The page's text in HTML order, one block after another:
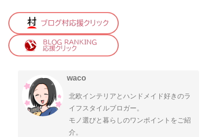
waco
北欧インテリアとハンドメイド好きのラ
イフスタイルブロガー。
モノ選びと暮らしのワンポイントをご紹
介。